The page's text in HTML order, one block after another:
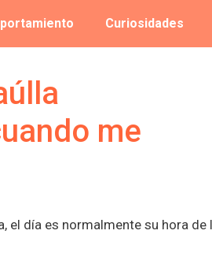
Curiosidades
me
el día es normalmente su hora de